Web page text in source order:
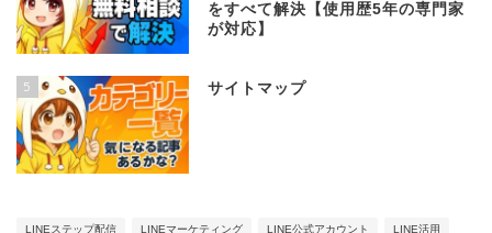
をすべて解決【使用歴5年の専門家
が対応】
5 サイトマップ
LINEステップ配信 LINEマーケティング LINE公式アカウント LINE活用